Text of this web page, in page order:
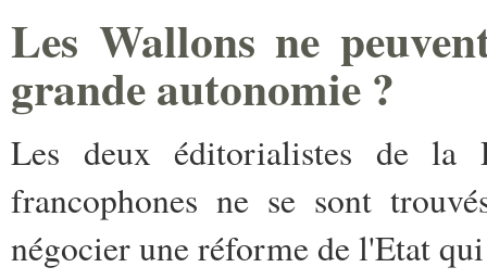
Les Wallons ne
grande autonomie ?
Les deux éditorialistes de
francophones ne se sont
négocier une réforme de l'Etat